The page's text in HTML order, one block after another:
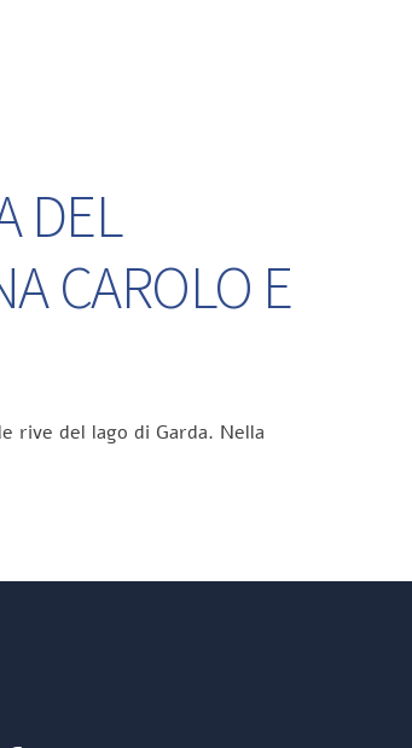
DEL
CAROLO E
rive del lago di Garda. Nella